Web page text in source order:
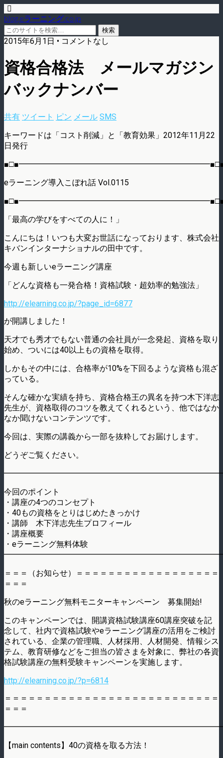
blog.eラーニング.co.jp
2015年6月1日 • コメントなし
資格合格法 メールマガジン
バックナンバー
共有 ツイート ピン メール SMS
キーワードは「コスト削減」と「教育効果」2012年11月22
日発行
eラーニング導入こぼれ話 Vol.0115
「最高の学びをすべての人に！」
こんにちは！いつも大変お世話になっております、株式会社
キバンインターナショナルの田中です。
今週も新しいeラーニング講座
「どんな資格も一発合格！資格試験・超効率的勉強法」
http://elearning.co.jp/?page_id=6877
が開講しました！
天才でも秀才でもない普通の会社員が一念発起、資格を取り
始め、ついには40以上もの資格を取得。
しかもその中には、合格率が10%を下回るような資格も混ざ
っている。
そんな確かな実績を持ち、資格合格王の異名を持つ木下洋志
先生が、資格取得のコツを教えてくれるという、他ではなか
なか聞けないコンテンツです。
今回は、実際の講義から一部を抜粋してお届けします。
どうぞご覧ください。
今回のポイント
・講座の4つのコンセプト
・40もの資格をとりはじめたきっかけ
・講師 木下洋志先生プロフィール
・講座概要
・eラーニング無料体験
＝＝＝（お知らせ）＝＝＝＝＝＝＝＝＝＝＝＝＝＝＝＝＝＝
＝＝＝
秋のeラーニング無料モニターキャンペーン 募集開始!
このキャンペーンでは、開講資格試験講座60講座突破を記
念して、社内で資格試験やeラーニング講座の活用をご検討
されている、企業の管理職、人材採用、人材開発、情報シス
テム、教育研修などをご担当の皆さまを対象に、弊社の各資
格試験講座の無料受験キャンペーンを実施します。
http://elearning.co.jp/?p=6814
＝＝＝＝＝＝＝＝＝＝＝＝＝＝＝＝＝＝＝＝＝＝＝＝＝＝＝
＝＝＝
【main contents】40の資格を取る方法！